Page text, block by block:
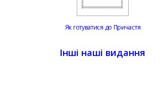
Як готуватися до Причастя
Інші наші видання